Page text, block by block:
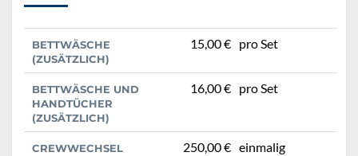
BETTWÄSCHE
(ZUSÄTZLICH)
15,00 € pro Set
BETTWÄSCHE UND
HANDTÜCHER
(ZUSÄTZLICH)
16,00 € pro Set
CREWWECHSEL 250,00 € einmalig